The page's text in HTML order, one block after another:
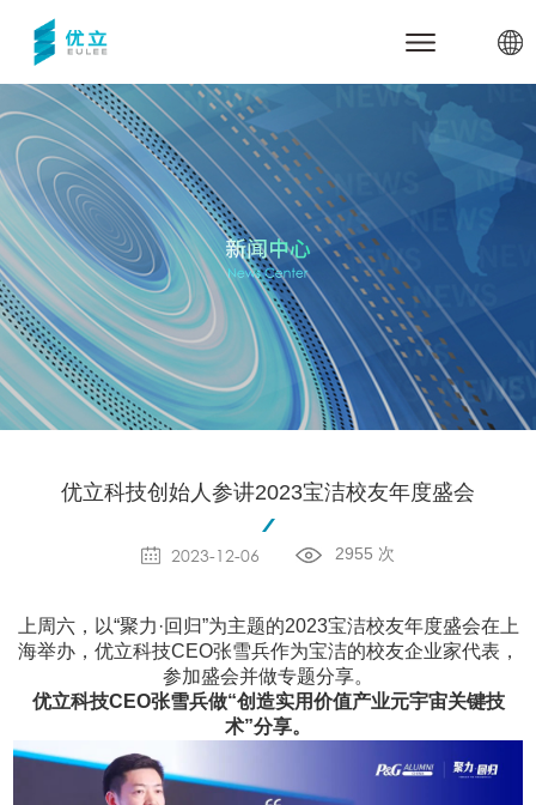
网站首页
关于优立
公司介绍
里程碑
合作伙伴
产品与服务
优立云世界
三维数据管理引擎udStream
优立全息动物园
全息展示与交互系统
高精建模服务
行业应用与案例
军事安全
电力能源
智慧城市
智慧煤矿
新闻中心
联系我们
体验中心
技术支持
关于udSDK
关于开发者平台
优立科技创始人参讲2023宝洁校友年度盛会
2023-12-06 2955 次
上周六，以“聚力·回归”为主题的2023宝洁校友年度盛会在上
海举办，优立科技CEO张雪兵作为宝洁的校友企业家代表，
参加盛会并做专题分享。
优立科技CEO张雪兵做“创造实用价值产业元宇宙关键技
术”分享。